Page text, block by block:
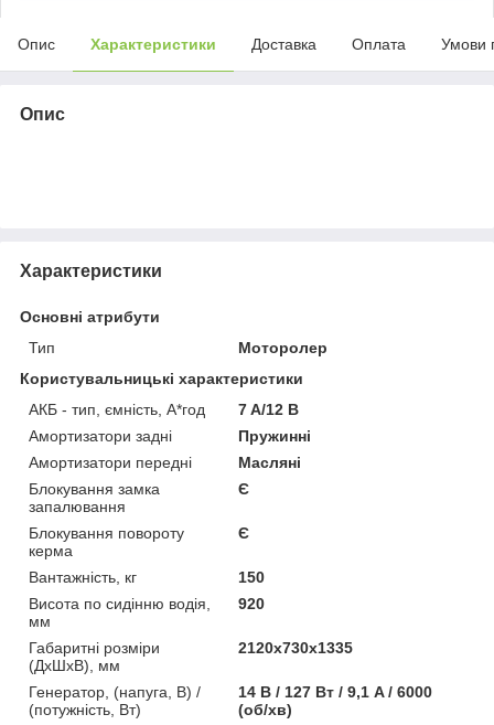
Опис Характеристики Доставка Оплата Умови
Опис
Характеристики
Основні атрибути
Тип
Моторолер
Користувальницькі характеристики
АКБ - тип, ємність, А*год
7 A/12 В
Амортизатори задні
Пружинні
Амортизатори передні
Масляні
Блокування замка
запалювання
Є
Блокування повороту
керма
Є
Вантажність, кг
150
Висота по сидінню водія,
мм
920
Габаритні розміри
(ДхШхВ), мм
2120x730x1335
Генератор, (напуга, В) /
(потужність, Вт)
14 В / 127 Вт / 9,1 A / 6000
(об/хв)